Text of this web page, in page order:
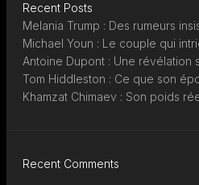
Recent Posts
Melania Trump : Des rumeurs
Michael Youn : Le couple qui
Antoine Dupont : Une révélation
Tom Hiddleston : Ce que son
Khamzat Chimaev : Son poids
Recent Comments